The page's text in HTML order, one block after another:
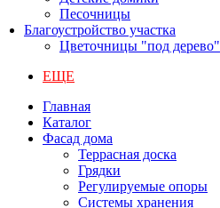
Песочницы
Благоустройство участка
Цветочницы "под дерево"
ЕЩЕ
Главная
Каталог
Фасад дома
Террасная доска
Грядки
Регулируемые опоры
Системы хранения